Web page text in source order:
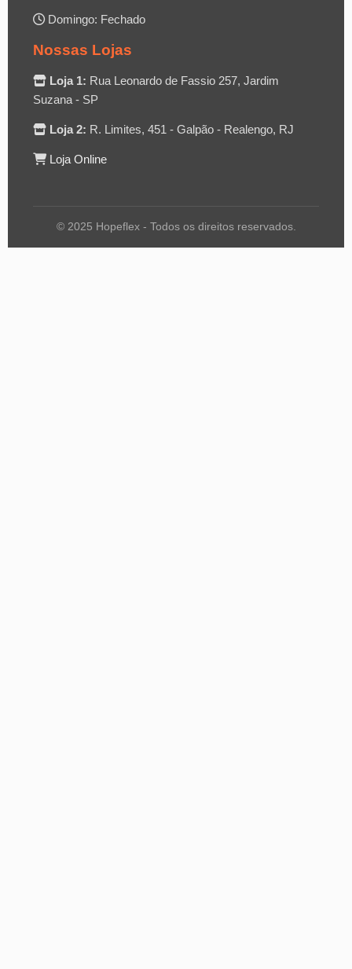
Domingo: Fechado
Nossas Lojas
Loja 1: Rua Leonardo de Fassio 257, Jardim
Suzana - SP
Loja 2: R. Limites, 451 - Galpão - Realengo, RJ
Loja Online
© 2025 Hopeflex - Todos os direitos reservados.